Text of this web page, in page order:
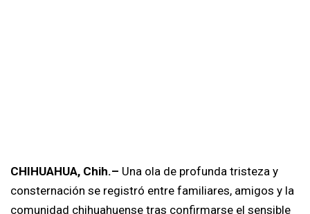
CHIHUAHUA, Chih.– Una ola de profunda tristeza y
consternación se registró entre familiares, amigos y la
comunidad chihuahuense tras confirmarse el sensible